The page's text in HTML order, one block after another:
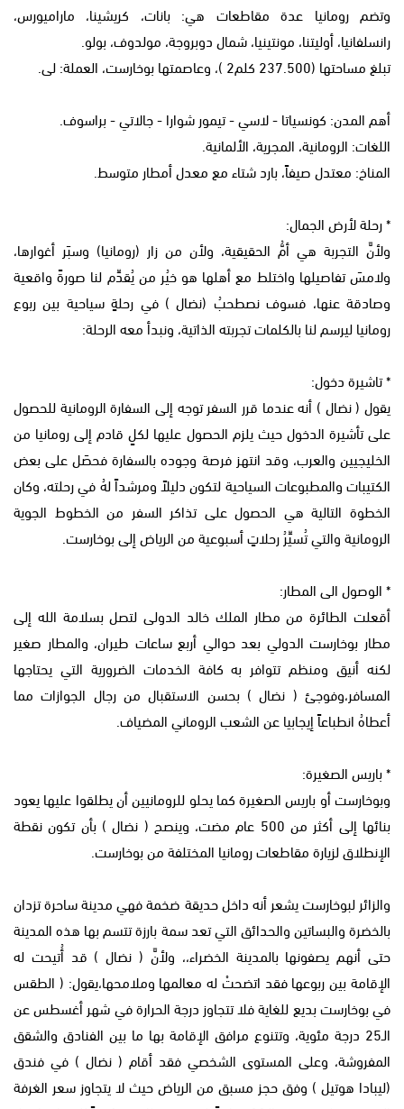
وتضم رومانيا عدة مقاطعات هي: بانات، كريشينا، ماراميورس،
رانسلفانيا، أوليتنا، مونتينيا، شمال دوبروجة، مولدوف، بولو.
تبلغ مساحتها (237.500 كلم2 )، وعاصمتها بوخارست، العملة: لى.
أهم المدن: كونسياتا - لاسي - تيمور شوارا - جالاتي - براسوف.
اللغات: الرومانية، المجرية، الألمانية.
المناخ: معتدل صيفاً، بارد شتاء مع معدل أمطار متوسط.
* رحلة لأرض الجمال:
ولأنَّ التجربة هي أمُّ الحقيقية، ولأن من زار (رومانيا) وسبَر أغوارها،
ولامسَ تفاصيلها واختلط مع أهلها هو خيُر من يُقدِّم لنا صورةً واقعية
وصادقة عنها، فسوف نصطحبُ (نضال ) في رحلةٍ سياحية بين ربوع
رومانيا ليرسم لنا بالكلمات تجربته الذاتية، ونبدأ معه الرحلة:
* تاشيرة دخول:
يقول ( نضال ) أنه عندما قرر السفر توجه إلى السفارة الرومانية للحصول
على تأشيرة الدخول حيث يلزم الحصول عليها لكلٍ قادم إلى رومانيا من
الخليجيين والعرب، وقد انتهز فرصة وجوده بالسفارة فحصَل على بعض
الكتيبات والمطبوعات السياحية لتكون دليلاً ومرشداً لهُ في رحلته، وكان
الخطوة التالية هي الحصول على تذاكر السفر من الخطوط الجوية
الرومانية والتي تُسيِّرُ رحلاتٍ أسبوعية من الرياض إلى بوخارست.
* الوصول الى المطار:
أقعلت الطائرة من مطار الملك خالد الدولى لتصل بسلامة الله إلى
مطار بوخارست الدولي بعد حوالي أربع ساعات طيران، والمطار صغير
لكنه أنيق ومنظم تتوافر به كافة الخدمات الضرورية التي يحتاجها
المسافر،وفوجئ ( نضال ) بحسن الاستقبال من رجال الجوازات مما
أعطاهُ انطباعاً إيجابيا عن الشعب الروماني المضياف.
* باريس الصغيرة:
وبوخارست أو باريس الصغيرة كما يحلو للرومانيين أن يطلقوا عليها يعود
بنائها إلى أكثر من 500 عام مضت، وينصح ( نضال ) بأن تكون نقطة
الإنطلاق لزيارة مقاطعات رومانيا المختلفة من بوخارست.
والزائر لبوخارست يشعر أنه داخل حديقة ضخمة فهي مدينة ساحرة تزدان
بالخضرة والبساتين والحدائق التي تعد سمة بارزة تتسم بها هذه المدينة
حتى أنهم يصفونها بالمدينة الخضراء،، ولأنَّ ( نضال ) قد أُتيحت له
الإقامة بين ربوعها فقد اتضحتْ له معالمها وملامحها،يقول: ( الطقس
في بوخارست بديع للغاية فلا تتجاوز درجة الحرارة في شهر أغسطس عن
الـ25 درجة مئوية، وتتنوع مرافق الإقامة بها ما بين الفنادق والشقق
المفروشة، وعلى المستوى الشخصي فقد أقام ( نضال ) في فندق
(ليبادا هوتيل ) وفق حجز مسبق من الرياض حيث لا يتجاوز سعر الغرفة